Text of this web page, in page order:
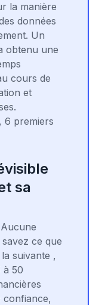
la manière
données
Un
obtenu une
cours de
et
6 premiers
sa
ce que
suivante ,
à 50
confiance,